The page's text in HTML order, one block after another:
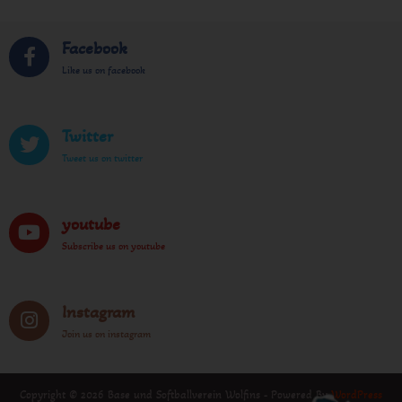
Facebook
Like us on facebook
Twitter
Tweet us on twitter
youtube
Subscribe us on youtube
Instagram
Join us on instagram
Copyright © 2026 Base und Softballverein Wolfins - Powered ByWordPress